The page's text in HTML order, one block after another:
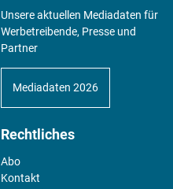
Unsere aktuellen Mediadaten für
Werbetreibende, Presse und
Partner
Mediadaten 2026
Rechtliches
Abo
Kontakt